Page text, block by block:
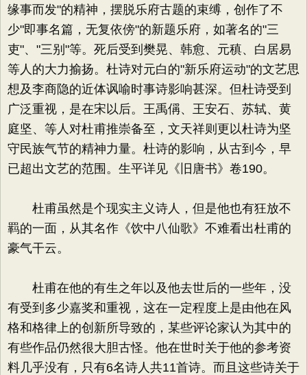
缘事而发"的精神，摆脱乐府古题的束缚，创作了不
少"即事名篇，无复依傍"的新题乐府，如著名的"三
吏"、"三别"等。死后受到樊晃、韩愈、元稹、白居易
等人的大力揄扬。杜诗对元白的"新乐府运动"的文艺思
想及李商隐的近体讽喻时事诗影响甚深。但杜诗受到
广泛重视，是在宋以后。王禹偁、王安石、苏轼、黄
庭坚、等人对杜甫推崇备至，文天祥则更以杜诗为坚
守民族气节的精神力量。杜诗的影响，从古到今，早
已超出文艺的范围。生平详见《旧唐书》卷190。
杜甫虽然是个现实主义诗人，但是他也有狂放不
羁的一面，从其名作《饮中八仙歌》不难看出杜甫的
豪气干云。
杜甫在他的有生之年以及他去世后的一些年，没
有受到多少嘉奖和重视，这在一定程度上是由他在风
格和格律上的创新所导致的，某些评论家认为其中的
有些作品仍然很大胆古怪。他在世时关于他的参考资
料几乎没有，只有6名诗人共11首诗。而且这些诗关于